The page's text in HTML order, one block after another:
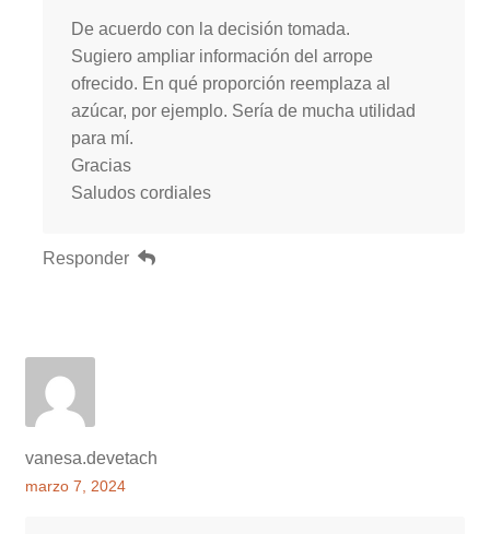
De acuerdo con la decisión tomada.
Sugiero ampliar información del arrope
ofrecido. En qué proporción reemplaza al
azúcar, por ejemplo. Sería de mucha utilidad
para mí.
Gracias
Saludos cordiales
Responder
vanesa.devetach
marzo 7, 2024